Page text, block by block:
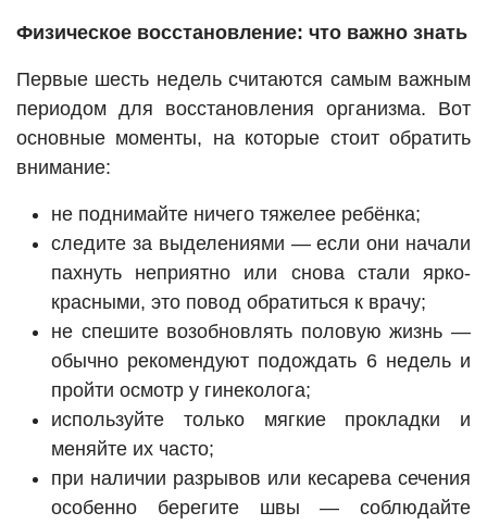
Физическое восстановление: что важно знать
Первые шесть недель считаются самым важным
периодом для восстановления организма. Вот
основные моменты, на которые стоит обратить
внимание:
не поднимайте ничего тяжелее ребёнка;
следите за выделениями — если они начали
пахнуть неприятно или снова стали ярко-
красными, это повод обратиться к врачу;
не спешите возобновлять половую жизнь —
обычно рекомендуют подождать 6 недель и
пройти осмотр у гинеколога;
используйте только мягкие прокладки и
меняйте их часто;
при наличии разрывов или кесарева сечения
особенно берегите швы — соблюдайте